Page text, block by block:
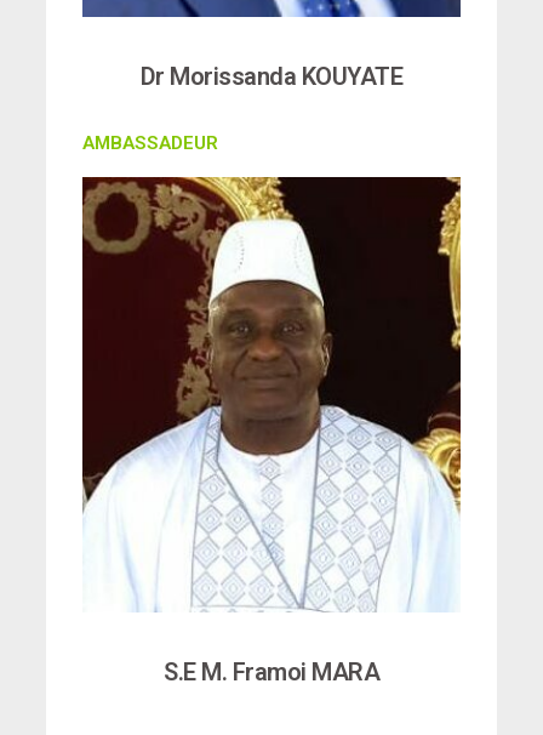
Dr Morissanda KOUYATE
AMBASSADEUR
S.E M. Framoi MARA